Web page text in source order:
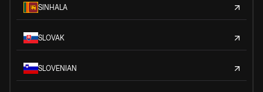
SINHALA
SLOVAK
SLOVENIAN